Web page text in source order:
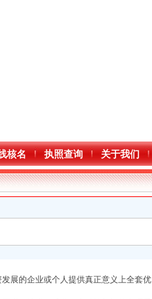
核名 执照查询 关于我们
展的企业或个人提供真正意义上全套优